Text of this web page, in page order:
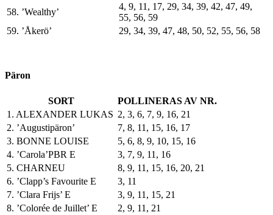
58. ’Wealthy’
4, 9, 11, 17, 29, 34, 39, 42, 47, 49,
55, 56, 59
59. ’Åkerö’
29, 34, 39, 47, 48, 50, 52, 55, 56, 58
Päron
SORT
POLLINERAS AV NR.
1. ALEXANDER LUKAS 2, 3, 6, 7, 9, 16, 21
2. ’Augustipäron’
7, 8, 11, 15, 16, 17
3. BONNE LOUISE
5, 6, 8, 9, 10, 15, 16
4. ’Carola’PBR E
3, 7, 9, 11, 16
5. CHARNEU
8, 9, 11, 15, 16, 20, 21
6. ’Clapp’s Favourite E
3, 11
7. ’Clara Frijs’ E
3, 9, 11, 15, 21
8. ’Colorée de Juillet’ E
2, 9, 11, 21